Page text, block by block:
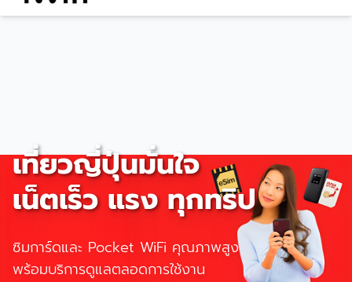
เที่ยวญี่ปุ่นมั่นใจ
เน็ตเร็ว แรง ทุกทริป
ซิมการ์ดและ Pocket WiFi คุณภาพสูง
พร้อมบริการดูแลตลอดการใช้งาน